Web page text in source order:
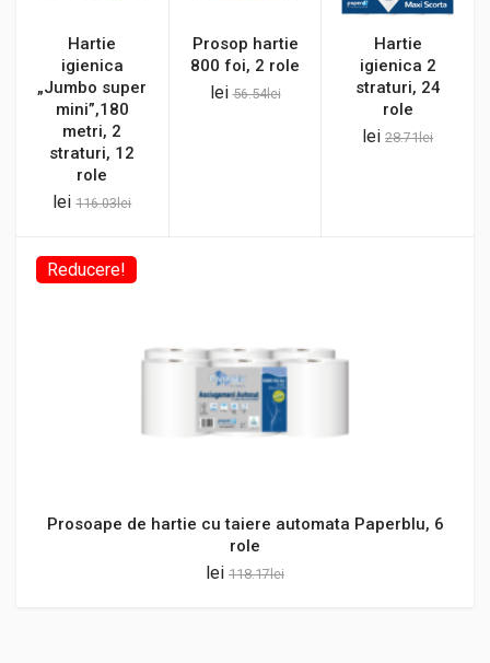
Hartie
igienica
„Jumbo super
mini”,180
metri, 2
straturi, 12
role
lei 116.03lei
Prosop hartie
800 foi, 2 role
lei 56.54lei
Hartie
igienica 2
straturi, 24
role
lei 28.71lei
Reducere!
Prosoape de hartie cu taiere automata Paperblu, 6
role
lei 118.17lei